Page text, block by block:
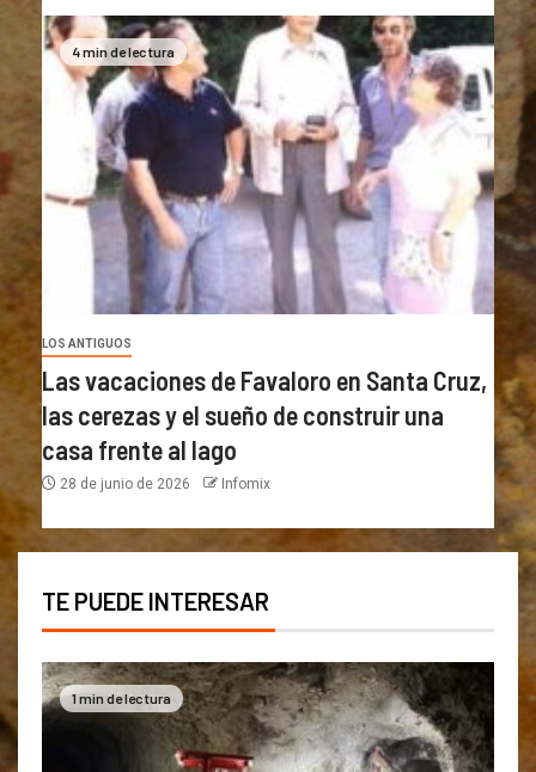
4 min de lectura
LOS ANTIGUOS
Las vacaciones de Favaloro en Santa Cruz,
las cerezas y el sueño de construir una
casa frente al lago
28 de junio de 2026 Infomix
TE PUEDE INTERESAR
1 min de lectura